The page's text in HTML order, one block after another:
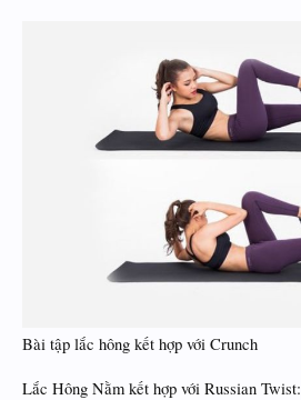
Bài tập lắc hông kết hợp với Crunch
Lắc Hông Nằm kết hợp với Russian Twist: